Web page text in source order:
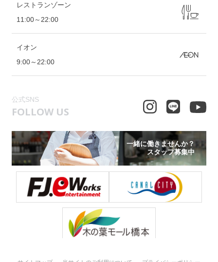
レストランゾーン
11:00～22:00
イオン
9:00～22:00
公式SNS
FOLLOW US
一緒に働きませんか？
スタッフ募集中